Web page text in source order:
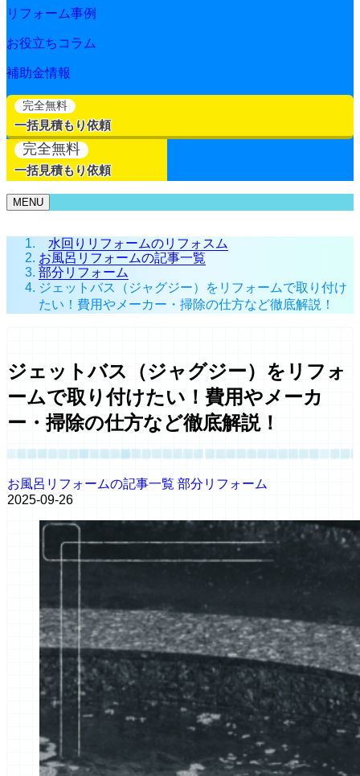
リフォーム事例
お役立ちコラム
補助金情報
完全無料
一括見積もり依頼
完全無料
一括見積もり依頼
MENU
水回りリフォームのリフォスム
お風呂リフォームの記事一覧
部分リフォーム
ジェットバス（ジャグジー）をリフォームで取り付け
たい！費用やメーカー・掃除の仕方など徹底解説！
ジェットバス（ジャグジー）をリフォ
ームで取り付けたい！費用やメーカ
ー・掃除の仕方など徹底解説！
お風呂リフォームの記事一覧 部分リフォーム
2025-09-26